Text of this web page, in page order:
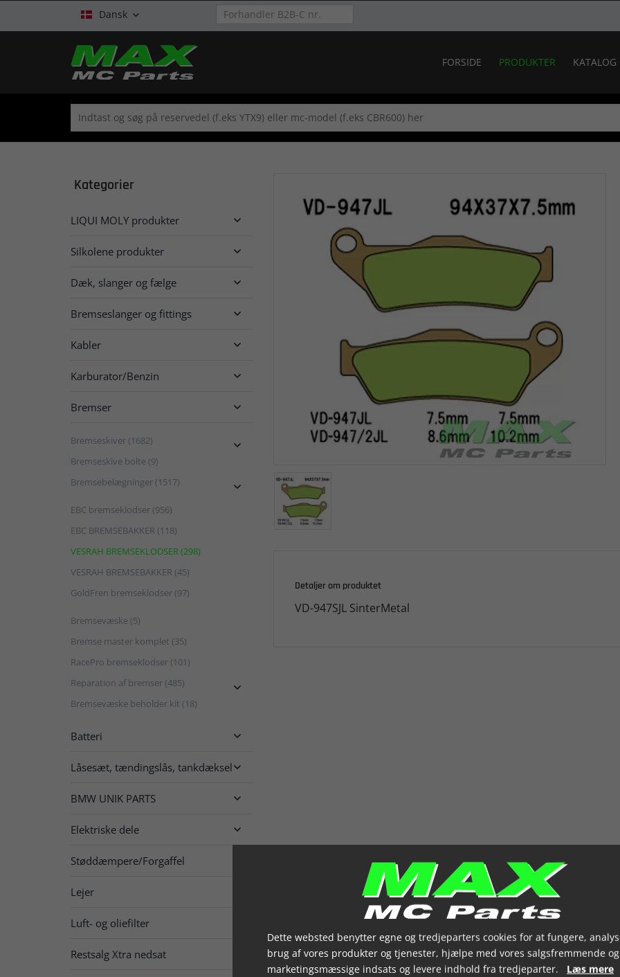
Dansk 
FORSIDE PRODUKTER KATALOG
Kategorier
LIQUI MOLY produkter 
Silkolene produkter 
Dæk, slanger og fælge 
Bremseslanger og fittings 
Kabler 
Karburator/Benzin 
Bremser 
Bremseskiver (1682) 
Bremseskive bolte (9)
Bremsebelægninger (1517)

EBC bremseklodser (956)
EBC BREMSEBAKKER (118)
VESRAH BREMSEKLODSER (298)
VESRAH BREMSEBAKKER (45)
GoldFren bremseklodser (97)
Bremsevæske (5)
Bremse master komplet (35)
RacePro bremseklodser (101)
Reparation af bremser (485)

Bremsevæske beholder kit (18)
Batteri 
Låsesæt, tændingslås, tankdæksel
BMW UNIK PARTS 
Elektriske dele 
Støddæmpere/Forgaffel
Lejer
Luft- og oliefilter
Restsalg Xtra nedsat
Detaljer om produktet
VD-947SJL SinterMetal
Dette websted benytter egne og tredjeparters cookies for at fungere,
brug af vores produkter og tjenester, hjælpe med vores salgsfremmende og
marketingsmæssige indsats og levere indhold fra tredjeparter. Læs mere